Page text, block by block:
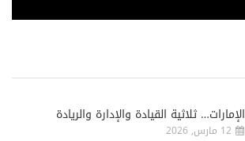
الإمارات… ثلاثية القيادة والإدارة والريادة
12 مارس, 2026